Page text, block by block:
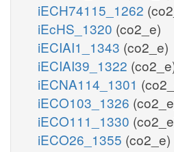
iECH74115_1262
iEcHS_1320 (co2_e)
iECIAI1_1343 (co2_e)
iECIAI39_1322
iECNA114_1301
iECO103_1326
iECO111_1330
iECO26_1355 (co2_e)